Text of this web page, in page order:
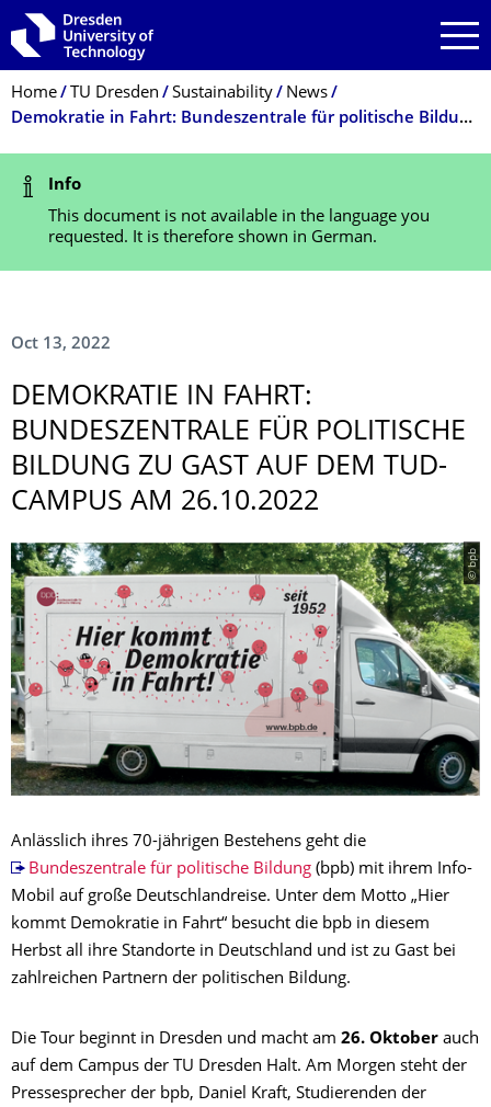
Skip to main navigation
Skip to search
Skip to content
Breadcrumb Menu
Home TU Dresden Sustainability
News
Demokratie in Fahrt: Bundeszentrale für politische Bildung zu Gast auf dem TUD-Campus am 26.10.2022
Status Message
Info
This document is not available in the language you
requested. It is therefore shown in German.
Oct 13, 2022
DEMOKRATIE IN FAHRT:
BUNDESZENTRALE FÜR POLITISCHE
BILDUNG ZU GAST AUF DEM TUD-
CAMPUS AM 26.10.2022
© bpb
Anlässlich ihres 70-jährigen Bestehens geht die
Bundeszentrale für politische Bildung(bpb) mit ihrem Info-
Mobil auf große Deutschlandreise. Unter dem Motto „Hier
kommt Demokratie in Fahrt“ besucht die bpb in diesem
Herbst all ihre Standorte in Deutschland und ist zu Gast bei
zahlreichen Partnern der politischen Bildung.
Die Tour beginnt in Dresden und macht am 26. Oktober auch
auf dem Campus der TU Dresden Halt. Am Morgen steht der
Pressesprecher der bpb, Daniel Kraft, Studierenden der